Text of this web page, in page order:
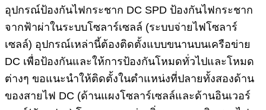
อุปกรณ์ป้องกันไฟกระชาก DC SPD ป้องกันไฟกระชาก
จากฟ้าผ่าในระบบโซลาร์เซลล์ (ระบบจ่ายไฟโซลาร์
เซลล์) อุปกรณ์เหล่านี้ต้องติดตั้งแบบขนานบนเครือข่าย
DC เพื่อป้องกันและให้การป้องกันโหมดทั่วไปและโหมด
ต่างๆ ขอแนะนำให้ติดตั้งในตำแหน่งที่ปลายทั้งสองด้าน
ของสายไฟ DC (ด้านแผงโซลาร์เซลล์และด้านอินเวอร์